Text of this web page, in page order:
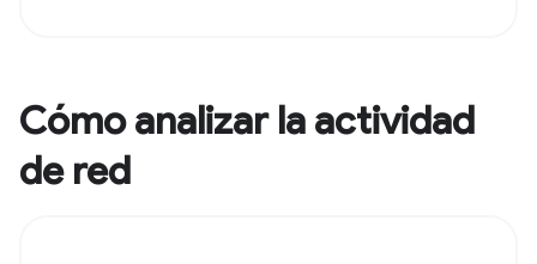
Cómo analizar la actividad
de red